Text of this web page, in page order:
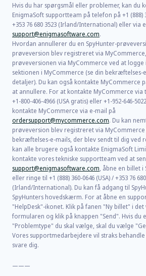
Hvis du har spørgsmål eller problemer, kan du
EnigmaSoft supportteam på telefon på +1 (888)
+353 76 680 3523 (Irland/International) eller via
support@enigmasoftware.com.
Hvordan annullerer du en SpyHunter-
prøveversion blev registreret via
prøveversionen via MyCommerce ved at logge
sektionen i MyCommerce (se din
detaljer). Du kan også kontakte MyCommerce
at annullere. For at kontakte MyCommerce via
+1-800-406-4966 (USA gratis) eller +1-952-646-
kontakte MyCommerce via e-mail på
ordersupport@mycommerce.com. Du kan
prøveversion blev registreret via
bekræftelses-e-mails, der blev sendt til dig ved
kan alle brugere også kontakte EnigmaSoft
kontakte vores tekniske supportteam ved at
support@enigmasoftware.com, åbne en billet i
eller ringe til +1 (888) 360-0646 (USA) / +353 76
(Irland/International). Du kan få adgang til
SpyHunters hovedskærm. For at åbne en
"HelpDesk"-ikonet. Klik på fanen "Ny billet" i det
formularen og klik på knappen "Send". Hvis du
"Problemtype" du skal vælge, skal du vælge
Vores supportmedarbejdere vil straks
svare dig.
———